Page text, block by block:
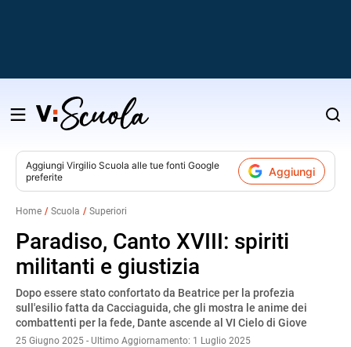
Salta
contenuto
Aggiungi Virgilio Scuola alle tue fonti Google
preferite
Aggiungi
Home Scuola Superiori
Paradiso, Canto XVIII: spiriti
militanti e giustizia
Dopo essere stato confortato da Beatrice per la profezia
sull'esilio fatta da Cacciaguida, che gli mostra le anime dei
combattenti per la fede, Dante ascende al VI Cielo di Giove
25 Giugno 2025 - Ultimo Aggiornamento: 1 Luglio 2025